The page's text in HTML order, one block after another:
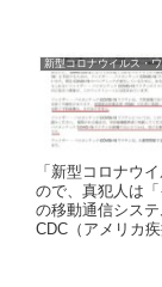
新
「新型コロナウ
ので、真犯人は
の移動通信シス
CDC（アメリカ